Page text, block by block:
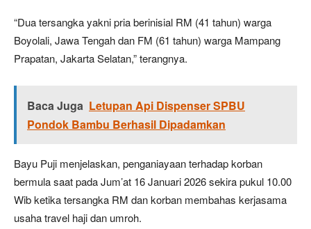
“Dua tersangka yakni pria berinisial RM (41 tahun) warga
Boyolali, Jawa Tengah dan FM (61 tahun) warga Mampang
Prapatan, Jakarta Selatan,” terangnya.
Baca Juga Letupan Api Dispenser SPBU
Pondok Bambu Berhasil Dipadamkan
Bayu Puji menjelaskan, penganiayaan terhadap korban
bermula saat pada Jum’at 16 Januari 2026 sekira pukul 10.00
Wib ketika tersangka RM dan korban membahas kerjasama
usaha travel haji dan umroh.